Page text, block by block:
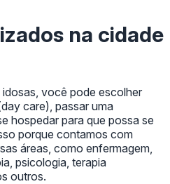
na cidade
você pode escolher
care), passar uma
hospedar para que possa se
porque contamos com
áreas, como enfermagem,
psicologia, terapia
outros.